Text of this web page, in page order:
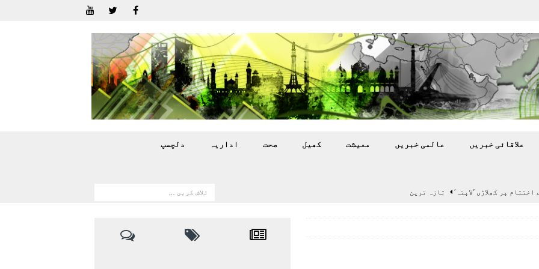
علاقائی خبريں عالمی خبريں معيشت کھيل صحت اداريہ دلچسپ
پر کھلاڑی ‘لاپتہ’ تازہ ترين